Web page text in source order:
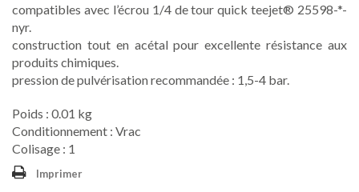
compatibles avec l’écrou 1/4 de tour quick teejet® 25598-*-
nyr.
construction tout en acétal pour excellente résistance aux
produits chimiques.
pression de pulvérisation recommandée : 1,5-4 bar.
Poids : 0.01 kg
Conditionnement : Vrac
Colisage : 1
Imprimer